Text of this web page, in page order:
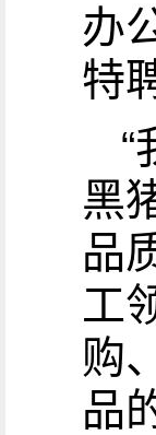
办
特
“
黑
品
工
购
品